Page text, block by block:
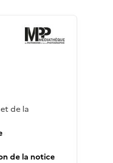
de la
de la notice